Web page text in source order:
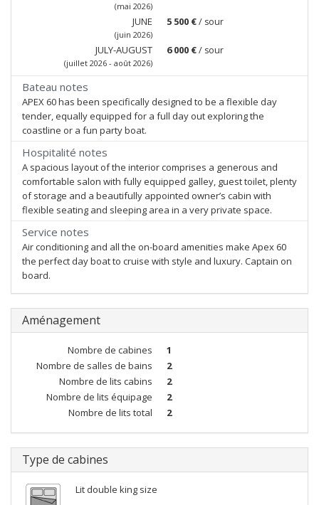
(mai 2026)
JUNE
(juin 2026)
5 500 €/ sour
JULY-AUGUST
(juillet 2026 - août 2026)
6 000 €/ sour
Bateau notes
APEX 60 has been specifically designed to be a flexible day
tender, equally equipped for a full day out exploring the
coastline or a fun party boat.
Hospitalité notes
A spacious layout of the interior comprises a generous and
comfortable salon with fully equipped galley, guest toilet, plenty
of storage and a beautifully appointed owner’s cabin with
flexible seating and sleeping area in a very private space.
Service notes
Air conditioning and all the on-board amenities make Apex 60
the perfect day boat to cruise with style and luxury. Captain on
board.
Aménagement
Nombre de cabines
1
Nombre de salles de bains
2
Nombre de lits cabins
2
Nombre de lits équipage
2
Nombre de lits total
2
Type de cabines
Lit double king size